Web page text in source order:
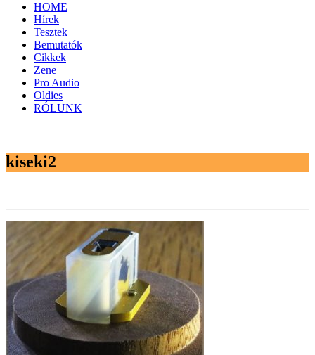
HOME
Hírek
Tesztek
Bemutatók
Cikkek
Zene
Pro Audio
Oldies
RÓLUNK
kiseki2